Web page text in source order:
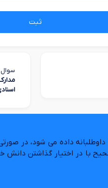
ثبت
داده می شود، در
با در اختیار گذاشتن دانش